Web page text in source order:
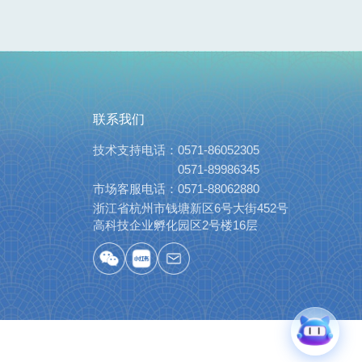
联系我们
技术支持电话： 0571-86052305
0571-89986345
市场客服电话： 0571-88062880
浙江省杭州市钱塘新区6号大街452号
高科技企业孵化园区2号楼16层